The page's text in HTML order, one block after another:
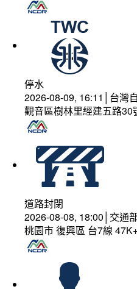
停水
2026-08-09, 16:11│台灣
觀音區樹林里經建五路30
道路封閉
2026-08-08, 18:00│交通
桃園市 復興區 台7線